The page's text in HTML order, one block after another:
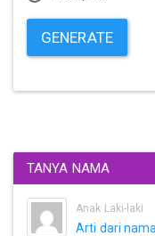
GENERATE
TANYA NAMA
Anak Laki-laki
Arti dari